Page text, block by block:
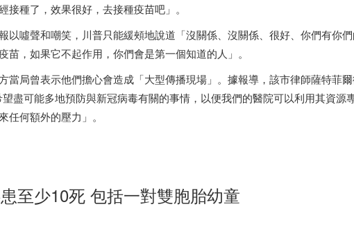
接種了，效果很好，去接種疫苗吧」。
以噓聲和嘲笑，川普只能緩頰地說道「沒關係、沒關係、很好、你們有你
苗，如果它不起作用，你們會是第一個知道的人」。
當局曾表示他們擔心會造成「大型傳播現場」。據報導，該市律師薩特菲
盡可能多地預防與新冠病毒有關的事情，以便我們的醫院可以利用其資源
任何額外的壓力」。
至少10死 包括一對雙胞胎幼童